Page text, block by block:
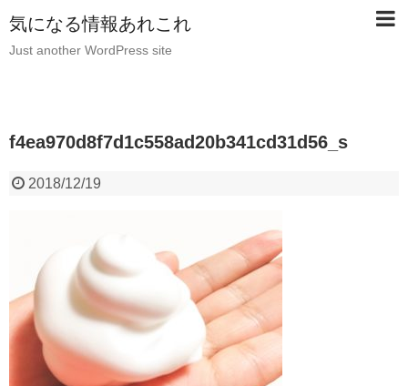
気になる情報あれこれ
Just another WordPress site
f4ea970d8f7d1c558ad20b341cd31d56_s
2018/12/19